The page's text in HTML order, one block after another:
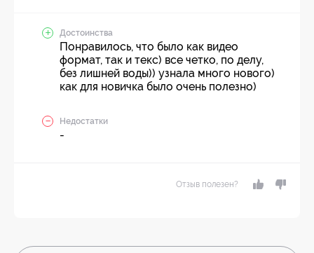
Достоинства
Понравилось, что было как видео
формат, так и текс) все четко, по делу,
без лишней воды)) узнала много нового)
как для новичка было очень полезно)
Недостатки
-
Отзыв полезен?